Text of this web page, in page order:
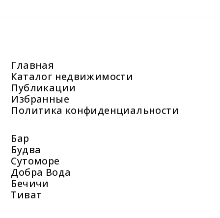
Главная
Каталог недвижимости
Публикации
Избранные
Политика конфиденциальности
Бар
Будва
Сутоморе
Добра Вода
Бечичи
Тиват